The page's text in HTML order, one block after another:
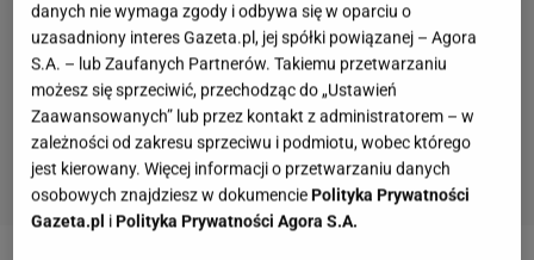
danych nie wymaga zgody i odbywa się w oparciu o
uzasadniony interes Gazeta.pl, jej spółki powiązanej – Agora
S.A. – lub Zaufanych Partnerów. Takiemu przetwarzaniu
możesz się sprzeciwić, przechodząc do „Ustawień
Zaawansowanych” lub przez kontakt z administratorem – w
zależności od zakresu sprzeciwu i podmiotu, wobec którego
jest kierowany. Więcej informacji o przetwarzaniu danych
osobowych znajdziesz w dokumencie Polityka Prywatności
Gazeta.pl i Polityka Prywatności Agora S.A.